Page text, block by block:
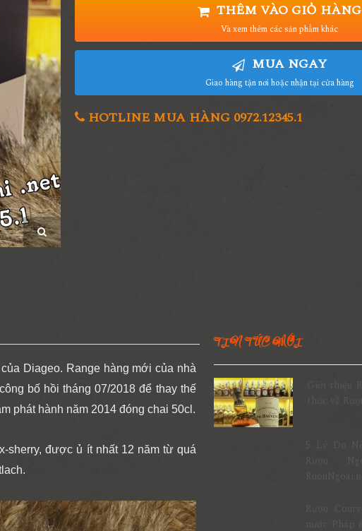
THÊM VÀO GIỎ HÀNG
Và xem thêm các sản phẩm khác
MUA NGAY
Giao hàng tận nơi hoặc nhận tại cửa hàng
HOTLINE MUA HÀNG 0972.12345.1
Diageo. Range hàng mới của nhà
bố hồi tháng 07/2018 để thay thế
phát hành năm 2014 đóng chai 50cl.
sherry, được ủ ít nhất 12 năm từ quá
TIN TỨC MỚI